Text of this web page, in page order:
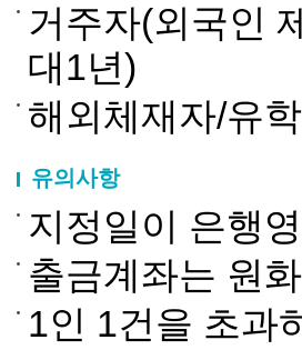
거주자(외국인
대1년)
해외체재자/유
유의사항
지정일이 은행
출금계좌는 원
1인 1건을 초과